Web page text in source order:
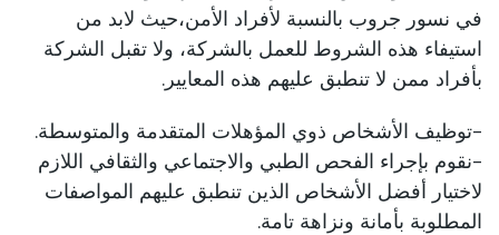
في نسور جروب بالنسبة لأفراد الأمن،حيث لابد من
استيفاء هذه الشروط للعمل بالشركة، ولا تقبل الشركة
بأفراد ممن لا تنطبق عليهم هذه المعايير.
-توظيف الأشخاص ذوي المؤهلات المتقدمة والمتوسطة.
-نقوم بإجراء الفحص الطبي والاجتماعي والثقافي اللازم
لاختيار أفضل الأشخاص الذين تنطبق عليهم المواصفات
المطلوبة بأمانة ونزاهة تامة.